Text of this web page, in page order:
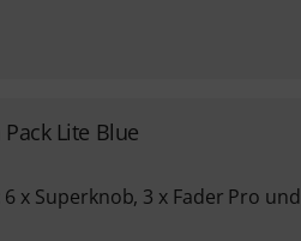
Lite Blue
x Superknob, 3 x Fader Pro und